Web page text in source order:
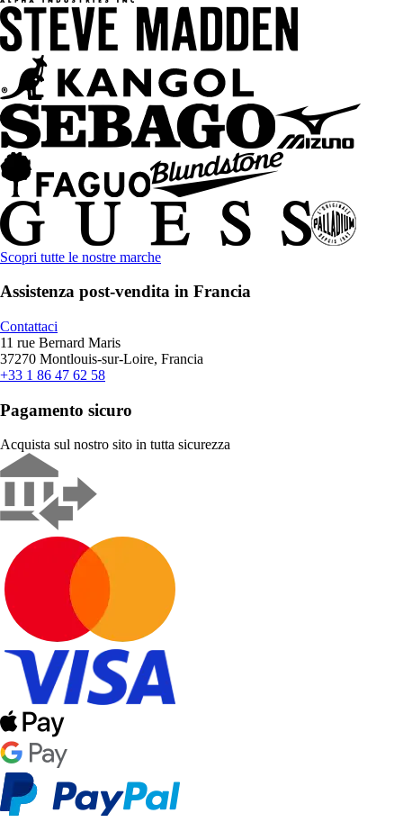
Scopri tutte le nostre marche
Assistenza post-vendita in Francia
Contattaci
11 rue Bernard Maris
37270 Montlouis-sur-Loire, Francia
+33 1 86 47 62 58
Pagamento sicuro
Acquista sul nostro sito in tutta sicurezza